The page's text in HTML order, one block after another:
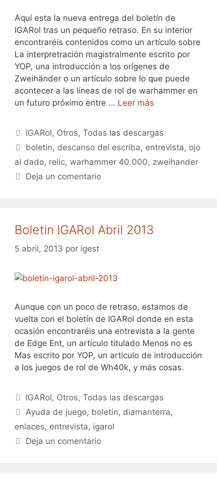
Aquí esta la nueva entrega del boletín de
IGARol tras un pequeño retraso. En su interior
encontraréis contenidos como un artículo sobre
La interpretración magistralmente escrito por
YOP, una introducción a los orígenes de
Zweihänder o un artículo sobre lo que puede
acontecer a las líneas de rol de warhammer en
un futuro próximo entre … Leer más
Categorías
IGARol, Otros,Todas las descargas
Etiquetas
boletin, descanso del escriba, entrevista, ojo
al dado, relic, warhammer 40.000, zweihander
Deja un comentario
Boletin IGARol Abril 2013
5 abril, 2013 por igest
Aunque con un poco de retraso, estamos de
vuelta con el boletín de IGARol donde en esta
ocasión encontraréis una entrevista a la gente
de Edge Ent, un artículo titulado Menos no es
Mas escrito por YOP, un artículo de introducción
a los juegos de rol de Wh40k, y más cosas.
Categorías
IGARol, Otros,Todas las descargas
Etiquetas
Ayuda de juego, boletin, diamanterra,
enlaces, entrevista, igarol
Deja un comentario